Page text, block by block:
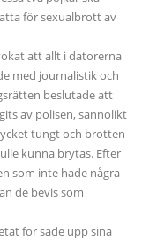
för sexualbrott av
att allt i datorerna
med journalistik och
beslutade att
av polisen, sannolikt
tungt och brotten
kunna brytas. Efter
som inte hade några
de bevis som
för sade upp sina